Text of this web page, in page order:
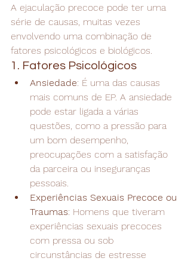
A ejaculação precoce pode ter uma
série de causas, muitas vezes
envolvendo uma combinação de
fatores psicológicos e biológicos.
1. Fatores Psicológicos
Ansiedade: É uma das causas
mais comuns de EP. A ansiedade
pode estar ligada a várias
questões, como a pressão para
um bom desempenho,
preocupações com a satisfação
da parceira ou inseguranças
pessoais.
Experiências Sexuais Precoce ou
Traumas: Homens que tiveram
experiências sexuais precoces
com pressa ou sob
circunstâncias de estresse